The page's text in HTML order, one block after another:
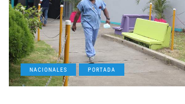
NACIONALES PORTADA